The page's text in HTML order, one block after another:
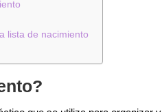
lista de nacimiento